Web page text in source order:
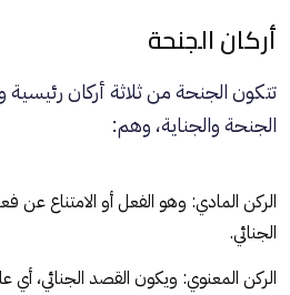
أركان الجنحة
تتكون الجنحة من ثلاثة أركان رئيسية
الجنحة والجناية، وهم:
الركن المادي: وهو الفعل أو الامتناع عن
الجنائي.
الركن المعنوي: ويكون القصد الجنائي، أي